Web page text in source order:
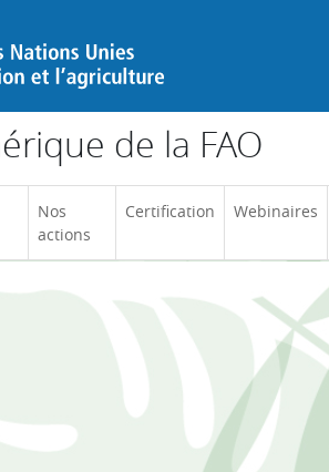
de la FAO
Nos
actions
Certification Webinaires